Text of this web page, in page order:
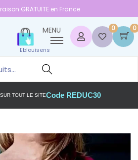
GRATUITE en France
0
0
MENU
Eblouisens
Reche
rche
TOUT LE SITECode REDUC30